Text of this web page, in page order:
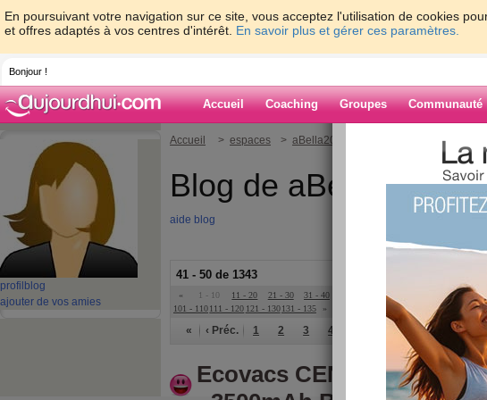
En poursuivant votre navigation sur ce site, vous acceptez l'utilisation de cookies
et offres adaptés à vos centres d'intérêt. En savoir plus et gérer ces paramètres.
Bonjour !
Accueil Coaching Groupes Communauté
profil blog
ajouter de vos amies
Accueil > espaces > aBella2022
Blog de aBella2022
aide blog
41 - 50 de 1343
« 1 - 10 11 - 20 21 - 30 31 - 40 51 - 60 71 - 80
101 - 110111 - 120 121 - 130 131 - 135 »
« ‹ Préc. 1 2 3 4 8 9
Ecovacs CEN630 Autres